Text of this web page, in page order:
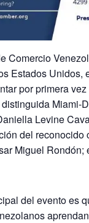
Comercio
Estados Unidos,
por primera
Miami-
Levine
del reconocido
Miguel Rondón;
del evento es